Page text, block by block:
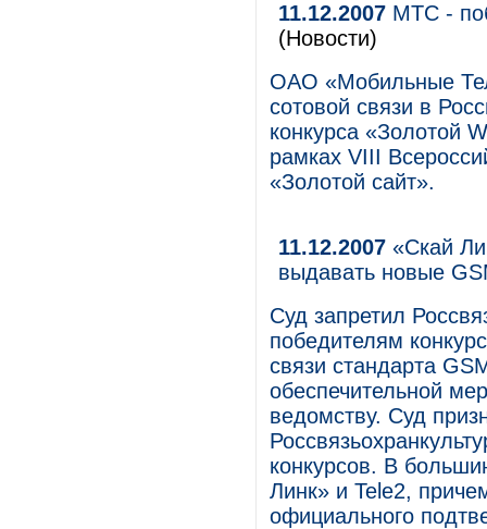
11.12.2007 МТС -
(Новости)
ОАО «Мобильные
сотовой связи в
конкурса «Золотой
рамках VIII
«Золотой сайт».
11.12.2007 «Скай
выдавать новые
Суд запретил
победителям
связи стандарта
обеспечительной
ведомству. Суд
конкурсов. В
Линк» и Tele2,
официального